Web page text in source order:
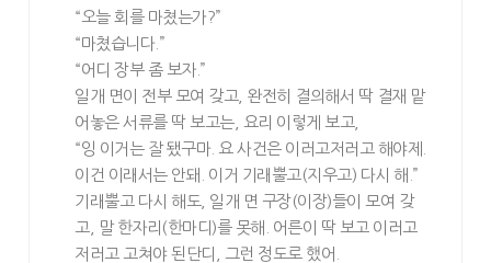
“오늘 회를 마쳤는가?”
“마쳤습니다.”
“어디 장부 좀 보자.”
일개 면이 전부 모여 갖고, 완전히 결의해서 딱 결재 맡
어놓은 서류를 딱 보고는, 요리 이렇게 보고,
“잉 이거는 잘 됐구마. 요 사건은 이러고저러고 해야제.
이건 이래서는 안돼. 이거 기래뿔고(지우고) 다시 해.”
기래뿔고 다시 해도, 일개 면 구장(이장)들이 모여 갖
고, 말 한자리(한마디)를 못해. 어른이 딱 보고 이러고
저러고 고쳐야 된단디, 그런 정도로 했어.